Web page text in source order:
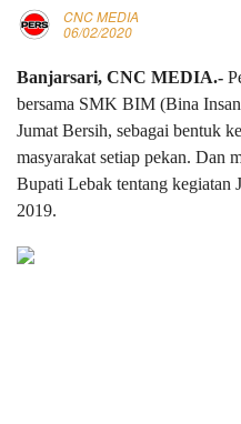
CNC MEDIA
06/02/2020
Banjarsari, CNC MEDIA.-
bersama SMK BIM (Bina
Jumat Bersih, sebagai bentuk
masyarakat setiap pekan. Dan
Bupati Lebak tentang kegiatan
2019.